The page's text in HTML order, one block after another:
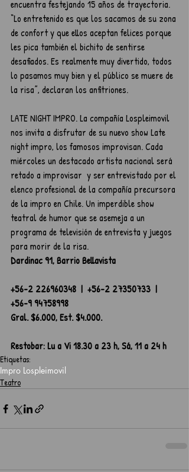
encuentra festejando 15 años de trayectoria.
“Lo entretenido es que los sacamos de su zona
de confort y que ellos aceptan felices porque
les pica también el bichito de sentirse
desafiados. Es realmente muy divertido, todos
lo pasamos muy bien y el público se muere de
la risa”, declaran los anfitriones.
LATE NIGHT IMPRO. La compañía Lospleimovil
nos invita a disfrutar de su nuevo show Late
night impro, los famosos improvisan. Cada
miércoles un destacado artista nacional será
retado a improvisar  y ser entrevistado por el
elenco profesional de la compañía precursora
de la impro en Chile. Un imperdible show
teatral de humor que se asemeja a un
programa de televisión de entrevista y juegos
para morir de la risa.
Dardinac 91, Barrio Bellavista
+56-2 226960348  |  +56-2 27350733  |
+56-9 94758998
Gral. $6.000, Est. $4.000.
Restobar: Lu a Vi 18.30 a 23 h, Sá, 11 a 24 h
Etiquetas:
Impro Lospleimovil
Teatro